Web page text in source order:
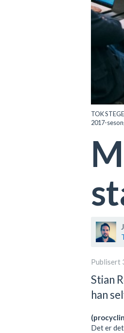
TOK
2017-
Publisert
Stian
han
Det er